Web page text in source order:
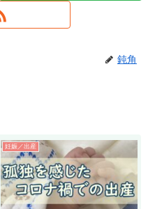
鈍角
妊娠／出産